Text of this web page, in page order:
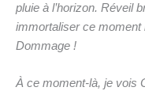
pluie à l’horizon. Réveil
immortaliser ce
Dommage !
À ce moment-là, je vois